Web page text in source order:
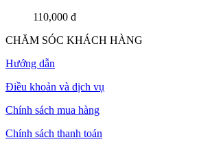
110,000 đ
CHĂM SÓC KHÁCH HÀNG
Hướng dẫn
Điều khoản và dịch vụ
Chính sách mua hàng
Chính sách thanh toán